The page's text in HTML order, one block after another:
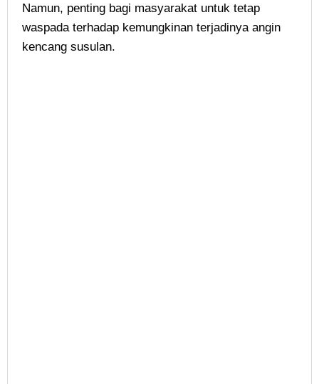
Namun, penting bagi masyarakat untuk tetap
waspada terhadap kemungkinan terjadinya angin
kencang susulan.